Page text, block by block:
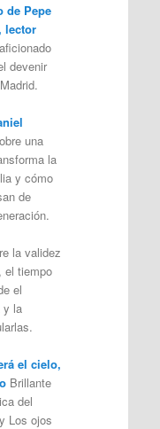
de Pepe
lector
devenir
una
la
y cómo
de
la validez
el tiempo
el
y la
el cielo,
Brillante
del
Los ojos